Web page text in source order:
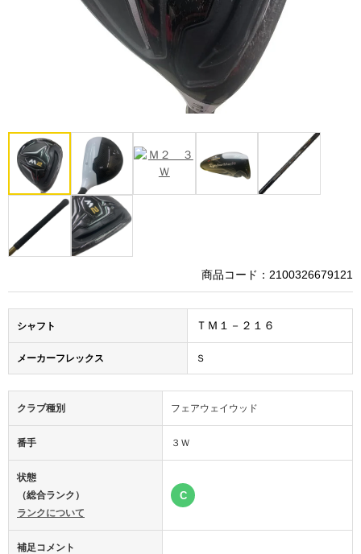
商品コード：2100326679121
シャフト ＴＭ１－２１６
メーカーフレックス Ｓ
クラブ種別 フェアウェイウッド
番手 ３Ｗ
状態
（総合ランク）
ランクについて
C
補足コメント